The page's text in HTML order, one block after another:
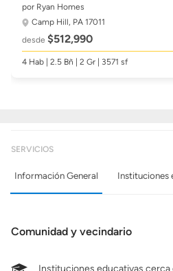
por Ryan Homes
Camp Hill, PA 17011
desde $512,990
4 Hab | 2.5 Bñ | 2 Gr | 3571 sf
SERVICIOS
Información General Instituciones
Comunidad y vecindario
Instituciones educativas cerca